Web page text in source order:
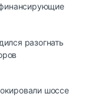
разогнать
шоссе